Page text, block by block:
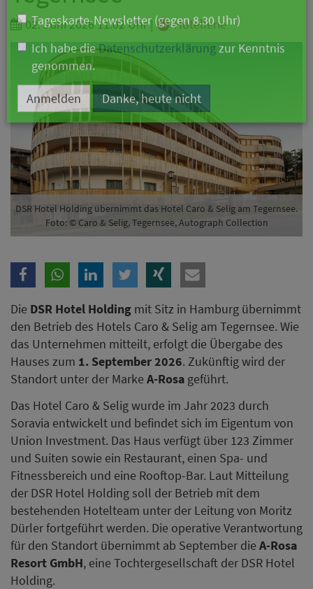
02. Juni 2026 11:02 Uhr| Hotellerie
DSR Hotel Holding übernimmt das Hotel Caro & Selig am Tegernsee.
Foto: © Caro & Selig, Tegernsee, Autograph Collection
Die DSR Hotel Holding mit Sitz in Hamburg übernimmt
den Betrieb des Hotels Caro & Selig am Tegernsee. Wie
das Unternehmen mitteilt, erfolgt die Übergabe des
Hauses zum 1. September 2026. Zukünftig wird der
Standort unter der Marke A-Rosa geführt.
Das Hotel Caro & Selig wurde im Jahr 2023 durch
Soravia entwickelt und befindet sich im Eigentum von
Union Investment. Das Haus verfügt über 123 Zimmer
und Suiten sowie ein Restaurant, einen Spa- und
Fitnessbereich und eine Rooftop-Bar. Laut Mitteilung
der DSR Hotel Holding soll der Betrieb mit dem
bestehenden Hotelteam unter der Leitung von Moritz
Dürler fortgeführt werden. Die operative Verantwortung
für den Standort übernimmt ab September die A-Rosa
Resort GmbH, eine Tochtergesellschaft der DSR Hotel
Holding.
Branche
Ich möchte folgende Newsletter erhalten
Tageskarte-Newsletter (gegen 8.30 Uhr)
Ich habe dieDatenschutzerklärungzur Kenntnis
genommen.
Anmelden Danke, heute nicht